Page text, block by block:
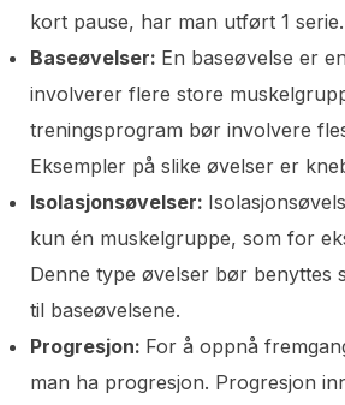
kort pause, har man utført 1 serie.
Baseøvelser: En baseøvelse er
involverer flere store
treningsprogram bør involvere
Eksempler på slike øvelser er
Isolasjonsøvelser:
kun én muskelgruppe, som for
Denne type øvelser bør benyttes
til baseøvelsene.
Progresjon: For å oppnå
man ha progresjon. Progresjon